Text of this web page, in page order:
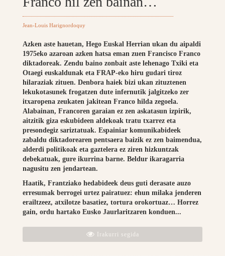
Jean-Louis Harignordoquy
Azken aste hauetan, Hego Euskal Herrian ukan du aipaldi
1975eko azaroan azken hatsa eman zuen Francisco Franco
diktadoreak. Zendu baino zonbait aste lehenago Txiki eta
Otaegi euskaldunak eta FRAP-eko hiru gudari tiroz
hilaraziak zituen. Denbora haiek bizi ukan zituztenen
lekukotasunek frogatzen dute infernutik jalgitzeko zer
itxaropena zeukaten jakitean Franco hilda zegoela.
Alabainan, Francoren garaian ez zen askatasun izpirik,
aitzitik giza eskubideen aldekoak tratu txarrez eta
presondegiz sariztatuak. Espainiar komunikabideek
zabaldu diktadorearen pentsaera baizik ez zen baimendua,
alderdi politikoak eta gaztelera ez ziren hizkuntzak
debekatuak, gure ikurrina barne. Beldur ikaragarria
nagusitu zen jendartean.
Haatik, Frantziako hedabideek deus guti derasate auzo
erresumak berrogei urtez pairatuez: ehun milaka jenderen
erailtzeez, atxilotze basatiez, tortura orokortuaz… Horrez
gain, ordu hartako Eusko Jaurlaritzaren konduen...
Irakurri segida